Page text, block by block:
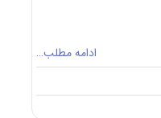
ادامه مطلب…